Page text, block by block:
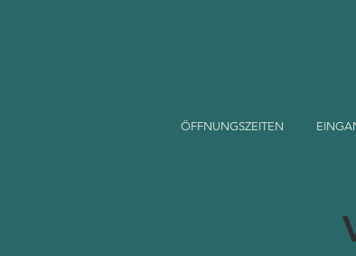
ÖFFNUNGSZEITEN